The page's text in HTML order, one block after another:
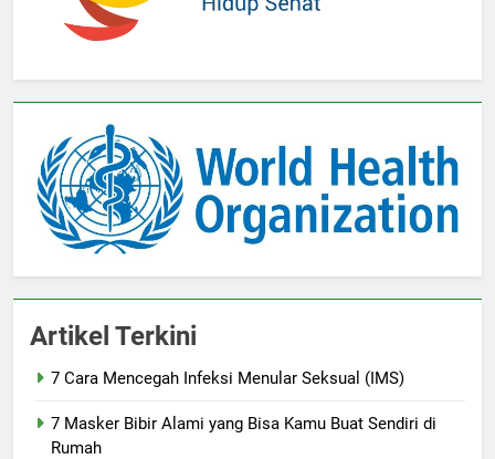
Artikel Terkini
7 Cara Mencegah Infeksi Menular Seksual (IMS)
7 Masker Bibir Alami yang Bisa Kamu Buat Sendiri di
Rumah